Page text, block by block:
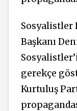
Sosyalistler
Başkanı
gerekçe
Kurtuluş